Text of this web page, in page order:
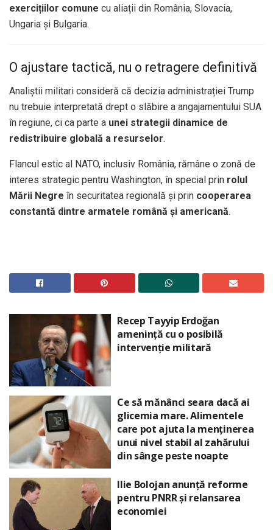
exercițiilor comune cu aliații din România, Slovacia,
Ungaria și Bulgaria.
O ajustare tactică, nu o retragere definitivă
Analiștii militari consideră că decizia administrației Trump
nu trebuie interpretată drept o slăbire a angajamentului SUA
în regiune, ci ca parte a unei strategii dinamice de
redistribuire globală a resurselor.
Flancul estic al NATO, inclusiv România, rămâne o zonă de
interes strategic pentru Washington, în special prin rolul
Mării Negre în securitatea regională și prin cooperarea
constantă dintre armatele română și americană.
Recep Tayyip Erdoğan
amenință cu o posibilă
intervenție militară
Ce să mănânci seara dacă ai
glicemia mare. Alimentele
care pot ajuta la menținerea
unui nivel stabil al zahărului
din sânge peste noapte
Ilie Bolojan anunță reforme
pentru PNRR și relansarea
economiei